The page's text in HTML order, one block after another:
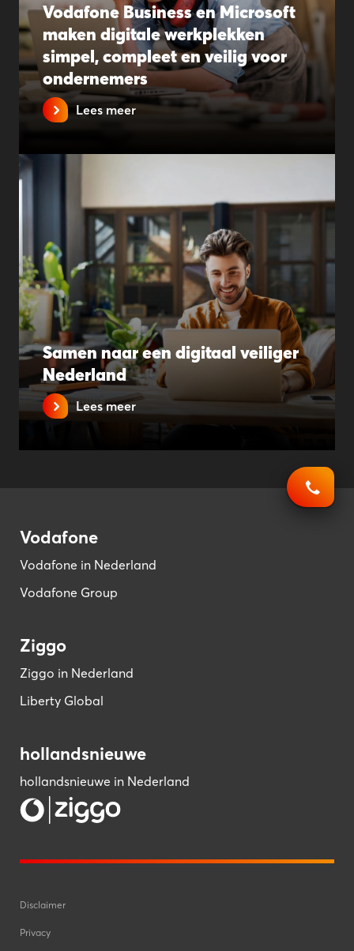
Vodafone Business en Microsoft
maken digitale werkplekken
simpel, compleet en veilig voor
ondernemers
Lees meer
Samen naar een digitaal veiliger
Nederland
Lees meer
Vodafone
Vodafone in Nederland
Vodafone Group
Ziggo
Ziggo in Nederland
Liberty Global
hollandsnieuwe
hollandsnieuwe in Nederland
Disclaimer
Privacy